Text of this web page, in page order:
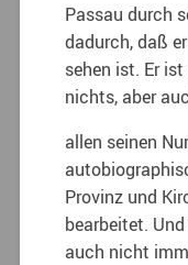
Passau durch
dadurch, daß
sehen ist. Er ist
nichts, aber
allen seinen
Provinz und
bearbeitet.
auch nicht